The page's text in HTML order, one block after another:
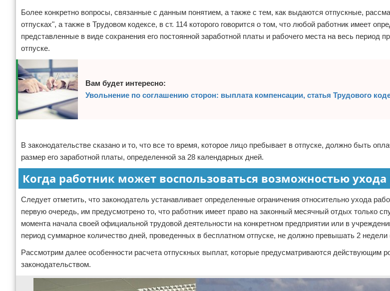
Более конкретно вопросы, связанные с данным понятием, а также с тем, как выдаются отпускные,
отпусках", а также в Трудовом кодексе, в ст. 114 которого говорится о том, что любой работник имеет
представленные в виде сохранения его постоянной заработной платы и рабочего места на весь период
отпуске.
Вам будет интересно:
Увольнение по соглашению сторон: выплата компенсации, статья Трудового
В законодательстве сказано и то, что все то время, которое лицо пребывает в отпуске, должно быть
размер его заработной платы, определенной за 28 календарных дней.
Когда работник может воспользоваться возможностью ухода
Следует отметить, что законодатель устанавливает определенные ограничения относительно ухода
первую очередь, им предусмотрено то, что работник имеет право на законный месячный отдых только
момента начала своей официальной трудовой деятельности на конкретном предприятии или в
период суммарное количество дней, проведенных в бесплатном отпуске, не должно превышать 2 недели
Рассмотрим далее особенности расчета отпускных выплат, которые предусматриваются действующим
законодательством.